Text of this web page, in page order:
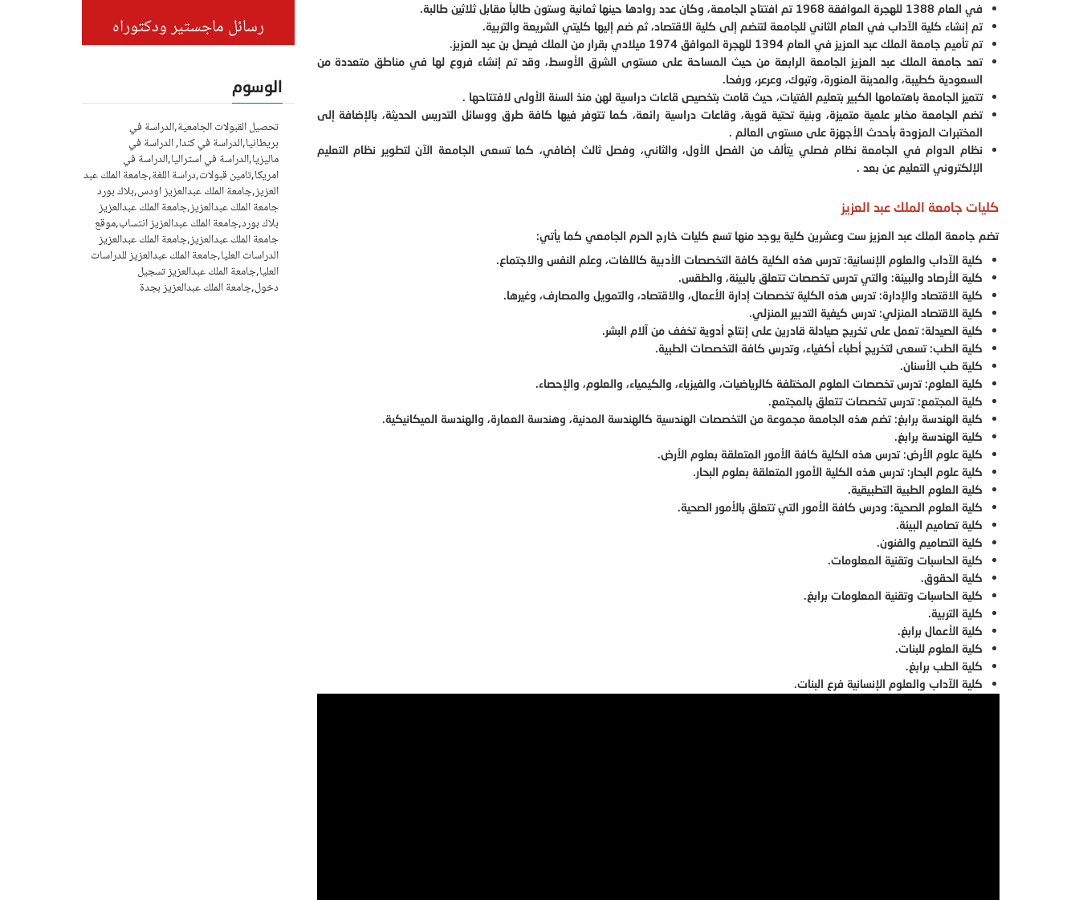
في العام 1388 للهجرة الموافقة 1968 تم افتتاح الجامعة، وكان عدد روادها حينها ثمانية وستون طالباً مقابل ثلاثين طالبة.
تم إنشاء كلية الآداب في العام الثاني للجامعة لتنضم إلى كلية الاقتصاد، ثم ضم إليها كليتي الشريعة والتربية.
تم تأميم جامعة الملك عبد العزيز في العام 1394 للهجرة الموافق 1974 ميلادي بقرار من الملك فيصل بن عبد العزيز.
تعد جامعة الملك عبد العزيز الجامعة الرابعة من حيث المساحة على مستوى الشرق الأوسط، وقد تم إنشاء فروع لها في مناطق متعددة من
السعودية كطيبة، والمدينة المنورة، وتبوك، وعرعر، ورفحا.
تتميز الجامعة باهتمامها الكبير بتعليم الفتيات، حيث قامت بتخصيص قاعات دراسية لهن منذ السنة الأولى لافتتاحها .
تضم الجامعة مخابر علمية متميزة، وبنية تحتية قوية، وقاعات دراسية رائعة، كما تتوفر فيها كافة طرق ووسائل التدريس الحديثة، بالإضافة إلى
المختبرات المزودة بأحدث الأجهزة على مستوى العالم .
نظام الدوام في الجامعة نظام فصلي يتألف من الفصل الأول، والثاني، وفصل ثالث إضافي، كما تسعى الجامعة الآن لتطوير نظام التعليم
الإلكتروني التعليم عن بعد .
كليات جامعة الملك عبد العزيز
تضم جامعة الملك عبد العزيز ست وعشرين كلية يوجد منها تسع كليات خارج الحرم الجامعي كما يأتي:
كلية الآداب والعلوم الإنسانية: تدرس هذه الكلية كافة التخصصات الأدبية كاللغات، وعلم النفس والاجتماع.
كلية الأرصاد والبيئة: والتي تدرس تخصصات تتعلق بالبيئة، والطقس.
كلية الاقتصاد والإدارة: تدرس هذه الكلية تخصصات إدارة الأعمال، والاقتصاد، والتمويل والمصارف، وغيرها.
كلية الاقتصاد المنزلي: تدرس كيفية التدبير المنزلي.
كلية الصيدلة: تعمل على تخريج صيادلة قادرين على إنتاج أدوية تخفف من آلام البشر.
كلية الطب: تسعى لتخريج أطباء أكفياء، وتدرس كافة التخصصات الطبية.
كلية طب الأسنان.
كلية العلوم: تدرس تخصصات العلوم المختلفة كالرياضيات، والفيزياء، والكيمياء، والعلوم، والإحصاء.
كلية المجتمع: تدرس تخصصات تتعلق بالمجتمع.
كلية الهندسة برابغ: تضم هذه الجامعة مجموعة من التخصصات الهندسية كالهندسة المدنية، وهندسة العمارة، والهندسة الميكانيكية.
كلية الهندسة برابغ.
كلية علوم الأرض: تدرس هذه الكلية كافة الأمور المتعلقة بعلوم الأرض.
كلية علوم البحار: تدرس هذه الكلية الأمور المتعلقة بعلوم البحار.
كلية العلوم الطبية التطبيقية.
كلية العلوم الصحية: ودرس كافة الأمور التي تتعلق بالأمور الصحية.
كلية تصاميم البيئة.
كلية التصاميم والفنون.
كلية الحاسبات وتقنية المعلومات.
كلية الحقوق.
كلية الحاسبات وتقنية المعلومات برابغ.
كلية التربية.
كلية الأعمال برابغ.
كلية العلوم للبنات.
كلية الطب برابغ.
كلية الآداب والعلوم الإنسانية فرع البنات.
رسائل ماجستير ودكتوراه
الوسوم
تحصيل القبولات الجامعية,الدراسة في
بريطانيا,الدراسة في كندا, الدراسة في
ماليزيا,الدراسة في استراليا,الدراسة في
امريكا,تامين قبولات,دراسة اللغة,جامعة الملك عبد
العزيز,جامعة الملك عبدالعزيز اودس,بلاك بورد
جامعة الملك عبدالعزيز,جامعة الملك عبدالعزيز
بلاك بورد,جامعة الملك عبدالعزيز انتساب,موقع
جامعة الملك عبدالعزيز,جامعة الملك عبدالعزيز
الدراسات العليا,جامعة الملك عبدالعزيز للدراسات
العليا,جامعة الملك عبدالعزيز تسجيل
دخول,جامعة الملك عبدالعزيز بجدة